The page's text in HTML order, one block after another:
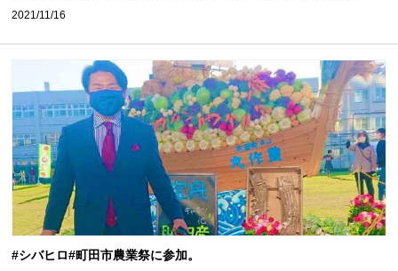
2021/11/16
#シバヒロ#町田市農業祭に参加。